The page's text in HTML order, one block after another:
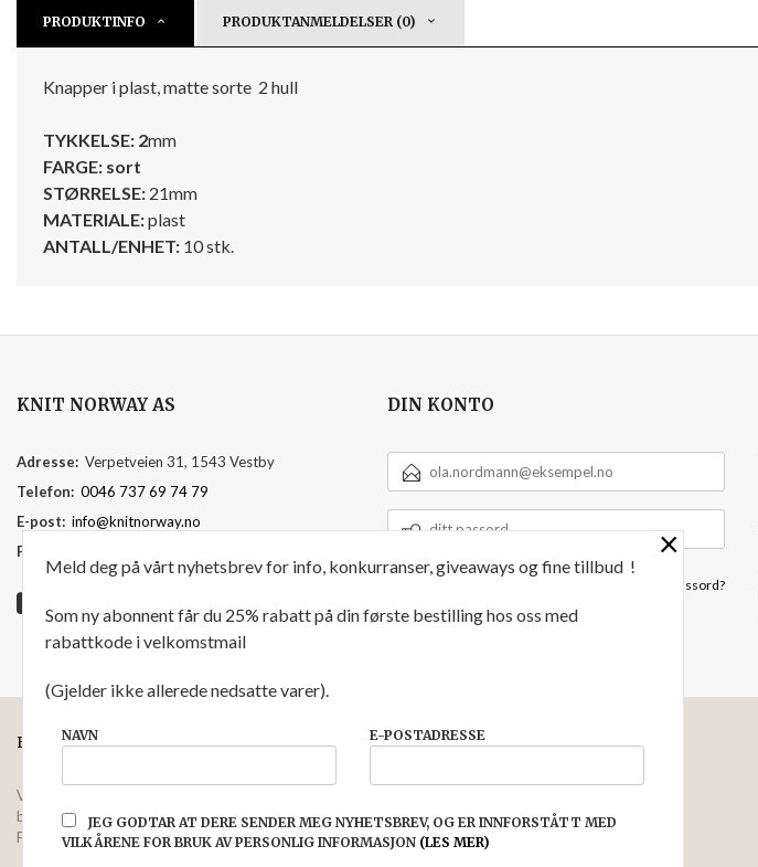
PRODUKTINFO PRODUKTANMELDELSER (0)
Knapper i plast, matte sorte 2 hull
TYKKELSE: 2mm
FARGE: sort
STØRRELSE: 21mm
MATERIALE:plast
ANTALL/ENHET: 10 stk.
KNIT NORWAY AS
Adresse: Verpetveien 31, 1543 Vestby
Telefon: 0046 737 69 74 79
E-post: info@knitnorway.no
Foretaksregisteret:
DIN KONTO
POSTADRESSE
Glemt passord?
FRAKT KJØPSBETINGELSER SIKKERHET OG PERSONVERN NYHETSBREV
Vår nettbutikk bruker cookies slik at du får en bedre kjøpsopplevelse og vi kan yte deg bedre service. Vi
bruker cookies hovedsaklig til å lagre innloggingsdetaljer og huske hva du har puttet i handlekurven din.
Fortsett å bruke siden som normalt om du godtar dette.Les merellerendre innstillinger for cookies.
×
Meld deg på vårt nyhetsbrev for info, konkurranser, giveaways og fine tillbud !
Som ny abonnent får du 25% rabatt på din første bestilling hos oss med
rabattkode i velkomstmail
(Gjelder ikke allerede nedsatte varer).
NAVN E-POSTADRESSE
JEG GODTAR AT DERE SENDER MEG NYHETSBREV, OG ER INNFORSTÅTT MED
VILKÅRENE FOR BRUK AV PERSONLIG INFORMASJON (LES MER)